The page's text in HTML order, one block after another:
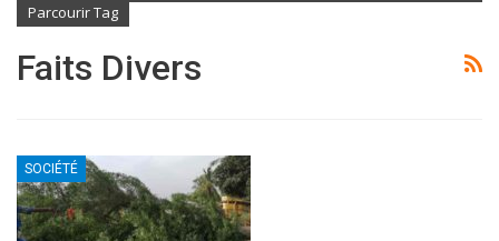
Parcourir Tag
Faits Divers
SOCIÉTÉ